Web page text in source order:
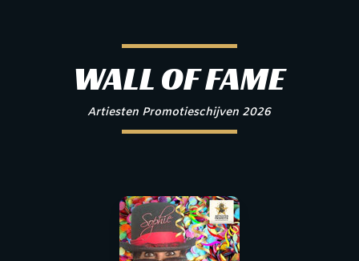
WALL OF FAME
Artiesten Promotieschijven 2026